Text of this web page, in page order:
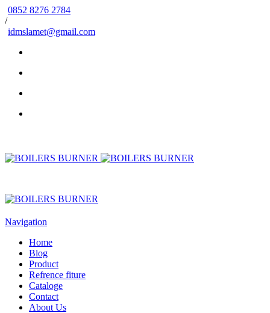
0852 8276 2784
/
idmslamet@gmail.com
Navigation
Home
Blog
Product
Refrence fiture
Cataloge
Contact
About Us